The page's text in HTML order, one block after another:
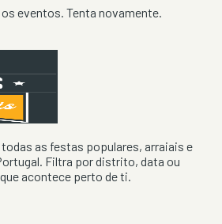
eventos. Tenta novamente.
as festas populares, arraiais e
Filtra por distrito, data ou
acontece perto de ti.